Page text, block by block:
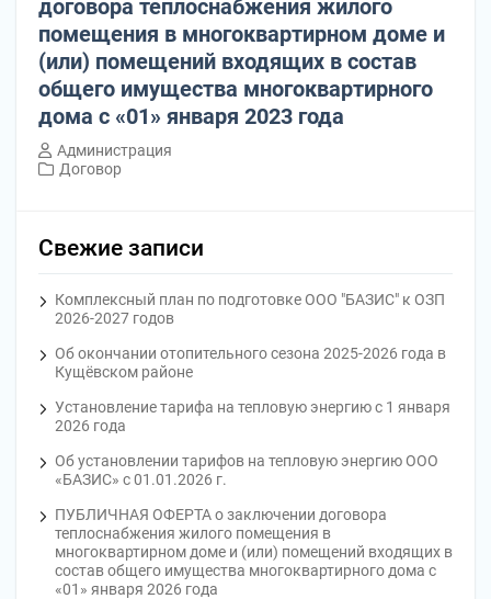
договора теплоснабжения жилого
помещения в многоквартирном доме и
(или) помещений входящих в состав
общего имущества многоквартирного
дома с «01» января 2023 года
Администрация
Договор
Свежие записи
Комплексный план по подготовке ООО "БАЗИС" к ОЗП
2026-2027 годов
Об окончании отопительного сезона 2025-2026 года в
Кущёвском районе
Установление тарифа на тепловую энергию с 1 января
2026 года
Об установлении тарифов на тепловую энергию ООО
«БАЗИС» с 01.01.2026 г.
ПУБЛИЧНАЯ ОФЕРТА o заключении договора
теплоснабжения жилого помещения в
многоквартирном доме и (или) помещений входящих в
состав общего имущества многоквартирного дома с
«01» января 2026 года